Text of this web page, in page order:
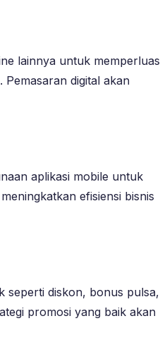
lainnya untuk memperluas
digital akan
aplikasi mobile untuk
efisiensi bisnis
seperti diskon, bonus pulsa,
promosi yang baik akan